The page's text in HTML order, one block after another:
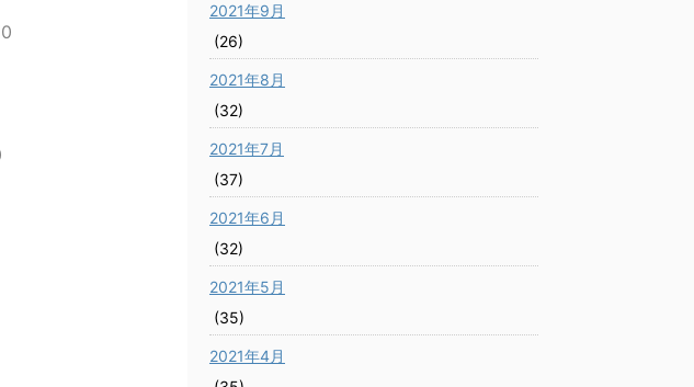
2021年9月
(26)
2021年8月
(32)
2021年7月
(37)
2021年6月
(32)
2021年5月
(35)
2021年4月